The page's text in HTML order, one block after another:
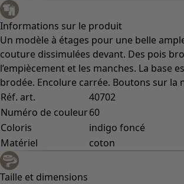
Informations sur le produit
Un modèle à étages pour une belle
couture dissimulées devant. Des pois
l’empiècement et les manches. La base
brodée. Encolure carrée. Boutons sur la
Réf. art.
40702
Numéro de couleur60
Coloris
indigo foncé
Matériel
coton
Taille et dimensions